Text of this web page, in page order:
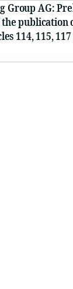
Group AG:
114, 115,